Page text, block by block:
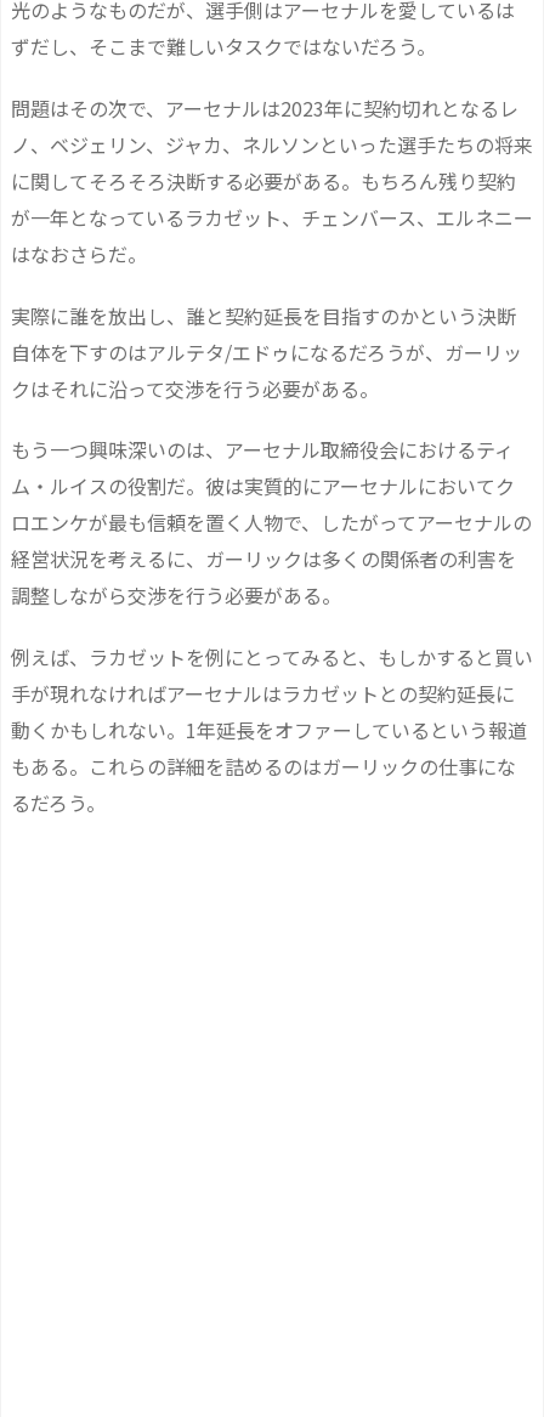
光のようなものだが、選手側はアーセナルを愛しているは
ずだし、そこまで難しいタスクではないだろう。
問題はその次で、アーセナルは2023年に契約切れとなるレ
ノ、ベジェリン、ジャカ、ネルソンといった選手たちの将来
に関してそろそろ決断する必要がある。もちろん残り契約
が一年となっているラカゼット、チェンバース、エルネニー
はなおさらだ。
実際に誰を放出し、誰と契約延長を目指すのかという決断
自体を下すのはアルテタ/エドゥになるだろうが、ガーリッ
クはそれに沿って交渉を行う必要がある。
もう一つ興味深いのは、アーセナル取締役会におけるティ
ム・ルイスの役割だ。彼は実質的にアーセナルにおいてク
ロエンケが最も信頼を置く人物で、したがってアーセナルの
経営状況を考えるに、ガーリックは多くの関係者の利害を
調整しながら交渉を行う必要がある。
例えば、ラカゼットを例にとってみると、もしかすると買い
手が現れなければアーセナルはラカゼットとの契約延長に
動くかもしれない。1年延長をオファーしているという報道
もある。これらの詳細を詰めるのはガーリックの仕事にな
るだろう。